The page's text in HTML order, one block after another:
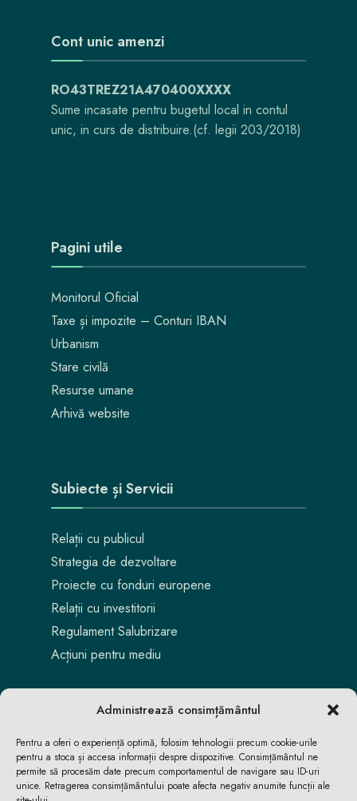
Administrează consimțământul
Pentru a oferi o experiență optimă, folosim tehnologii precum cookie-urile
pentru a stoca și accesa informații despre dispozitive. Consimțământul ne
permite să procesăm date precum comportamentul de navigare sau ID-uri
unice. Retragerea consimțământului poate afecta negativ anumite funcții ale
Cont unic amenzi
RO43TREZ21A470400XXXX
Sume incasate pentru bugetul local in contul
unic, in curs de distribuire.(cf. legii 203/2018)
Pagini utile
Monitorul Oficial
Taxe și impozite – Conturi IBAN
Urbanism
Stare civilă
Resurse umane
Arhivă website
Subiecte și Servicii
Relații cu publicul
Strategia de dezvoltare
Proiecte cu fonduri europene
Relații cu investitorii
Regulament Salubrizare
Acțiuni pentru mediu